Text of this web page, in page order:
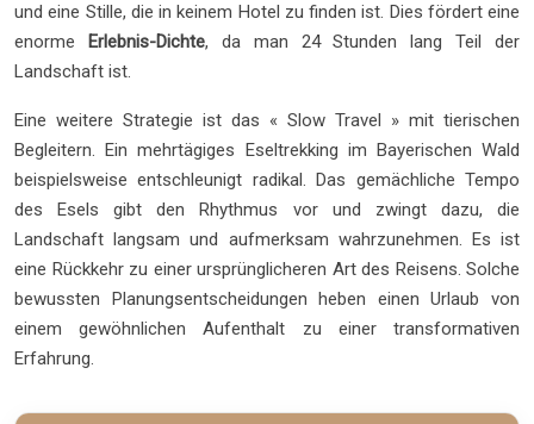
und eine Stille, die in keinem Hotel zu finden ist. Dies fördert eine
enorme
Erlebnis-Dichte, da man 24 Stunden lang Teil der
Landschaft ist.
Eine weitere Strategie ist das « Slow Travel » mit tierischen
Begleitern. Ein mehrtägiges Eseltrekking im Bayerischen Wald
beispielsweise entschleunigt radikal. Das gemächliche Tempo
des Esels gibt den Rhythmus vor und zwingt dazu, die
Landschaft langsam und aufmerksam wahrzunehmen. Es ist
eine Rückkehr zu einer ursprünglicheren Art des Reisens. Solche
bewussten Planungsentscheidungen heben einen Urlaub von
einem gewöhnlichen Aufenthalt zu einer transformativen
Erfahrung.